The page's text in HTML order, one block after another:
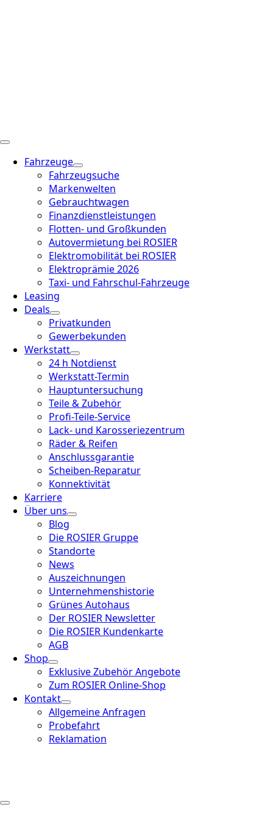
Fahrzeuge
Fahrzeugsuche
Markenwelten
Gebrauchtwagen
Finanzdienstleistungen
Flotten- und Großkunden
Autovermietung bei ROSIER
Elektromobilität bei ROSIER
Elektroprämie 2026
Taxi- und Fahrschul-Fahrzeuge
Leasing
Deals
Privatkunden
Gewerbekunden
Werkstatt
24 h Notdienst
Werkstatt-Termin
Hauptuntersuchung
Teile & Zubehör
Profi-Teile-Service
Lack- und Karosseriezentrum
Räder & Reifen
Anschlussgarantie
Scheiben-Reparatur
Konnektivität
Karriere
Über uns
Blog
Die ROSIER Gruppe
Standorte
News
Auszeichnungen
Unternehmenshistorie
Grünes Autohaus
Der ROSIER Newsletter
Die ROSIER Kundenkarte
AGB
Shop
Exklusive Zubehör Angebote
Zum ROSIER Online-Shop
Kontakt
Allgemeine Anfragen
Probefahrt
Reklamation